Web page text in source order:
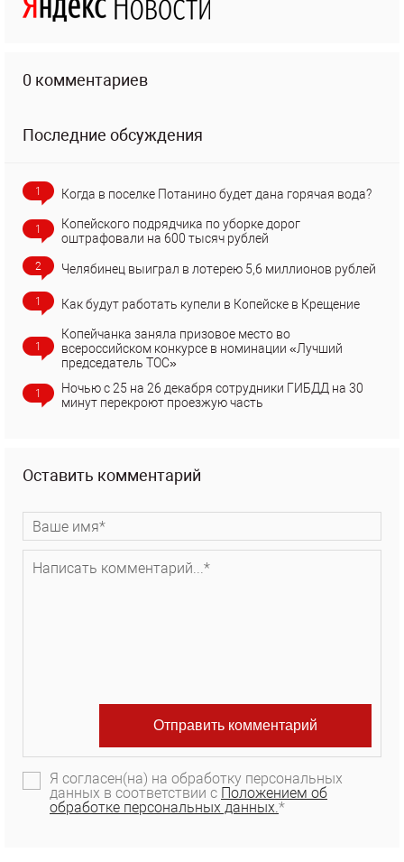
0 комментариев
Последние обсуждения
1 Когда в поселке Потанино будет дана горячая вода?
1
Копейского подрядчика по уборке дорог
оштрафовали на 600 тысяч рублей
2 Челябинец выиграл в лотерею 5,6 миллионов рублей
1 Как будут работать купели в Копейске в Крещение
1
Копейчанка заняла призовое место во
всероссийском конкурсе в номинации «Лучший
председатель ТОС»
1
Ночью с 25 на 26 декабря сотрудники ГИБДД на 30
минут перекроют проезжую часть
Оставить комментарий
Я согласен(на) на обработку персональных
данных в соответствии с Положением об
обработке персональных данных.*